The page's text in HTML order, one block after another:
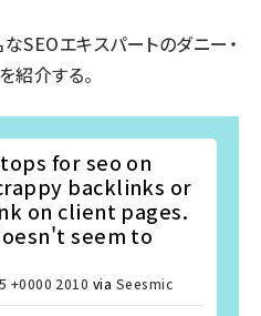
SEOエキスパートのダニー・
紹介する。
for seo on
backlinks or
on client pages.
seem to
+0000 2010 via Seesmic